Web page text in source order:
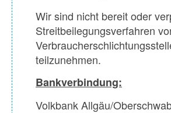
Wir sind nicht bereit oder
Streitbeilegungsverfahren
teilzunehmen.
Bankverbindung:
Volkbank Allgäu/